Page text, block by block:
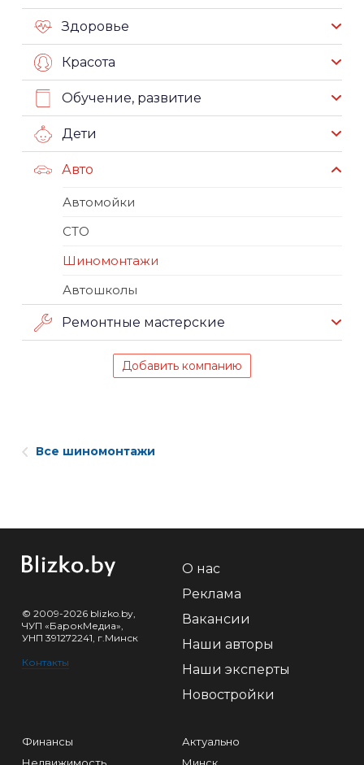
Здоровье
Красота
Обучение, развитие
Дети
Авто
Автомойки
СТО
Шиномонтажи
Автошколы
Ремонтные мастерские
Добавить компанию
Все шиномонтажи
© 2009-2026 blizko.by,
ЧУП «БарокМедиа»,
УНП 391272241, г.Минск
Контакты
О нас
Реклама
Вакансии
Наши авторы
Наши эксперты
Новостройки
Финансы
Актуально